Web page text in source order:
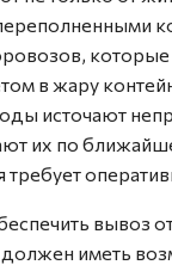
которые
в жару
источают
их по
требует
вывоз
иметь